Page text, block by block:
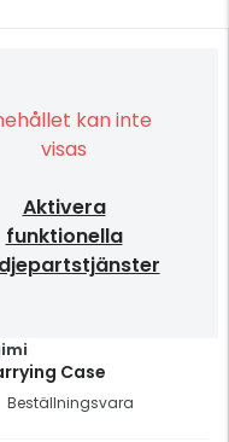
kan inte
visas
Aktivera
funktionella
Case
Beställningsvara